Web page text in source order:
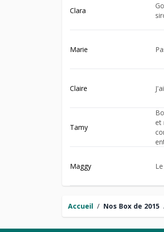
Accueil / Nos Box de 2015
Clara
Marie
Claire
Tamy
et
Maggy